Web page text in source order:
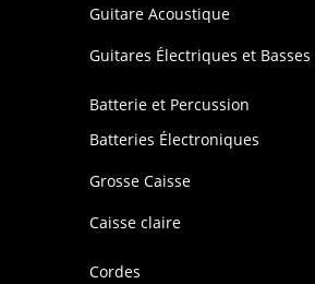
Guitare Acoustique
Guitares Électriques et Basses
Batterie et Percussion
Batteries Électroniques
Grosse Caisse
Caisse claire
Cordes